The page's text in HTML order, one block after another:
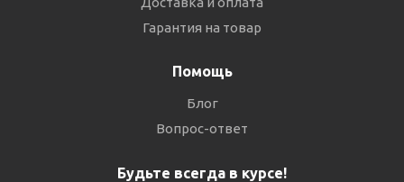
Гарантия на товар
Помощь
Блог
Вопрос-ответ
Будьте всегда в курсе!